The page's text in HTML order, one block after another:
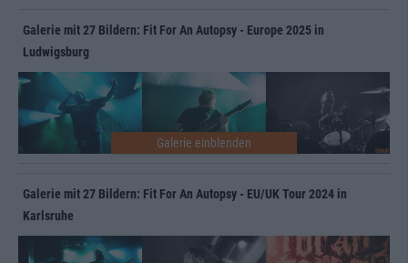
Galerie mit 27 Bildern: Fit For An Autopsy - Europe 2025 in
Ludwigsburg
Galerie mit 27 Bildern: Fit For An Autopsy - EU/UK Tour 2024 in
Karlsruhe